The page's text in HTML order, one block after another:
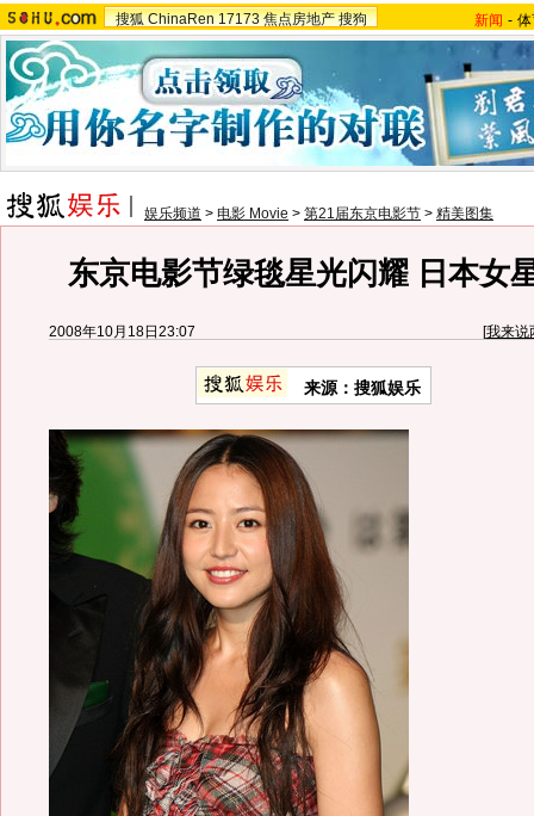
搜狐 ChinaRen 17173 焦点房地产 搜狗 新闻 -
娱乐频道 > 电影 Movie > 第21届东京电影节 > 精美图集
东京电影节绿毯星光闪耀 日本女
2008年10月18日23:07 [我来说
来源：搜狐娱乐